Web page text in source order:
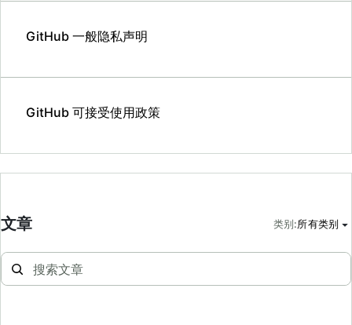
GitHub 一般隐私声明
GitHub 可接受使用政策
文章 类别:所有类别